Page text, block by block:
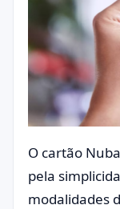
O cartão
pela
modalidades